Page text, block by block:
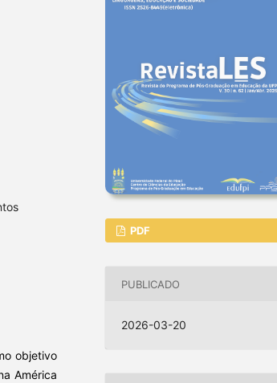
objetivo
América
PDF
PUBLICADO
2026-03-20